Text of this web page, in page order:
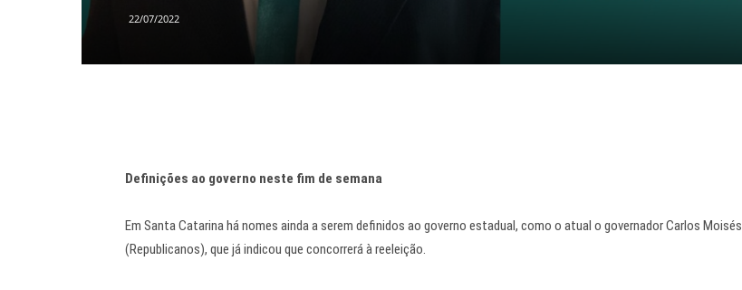
22/07/2022
Definições ao governo neste fim de semana
Em Santa Catarina há nomes ainda a serem definidos ao governo estadual, como o atual o governador Carlos Moisés
(Republicanos), que já indicou que concorrerá à reeleição.